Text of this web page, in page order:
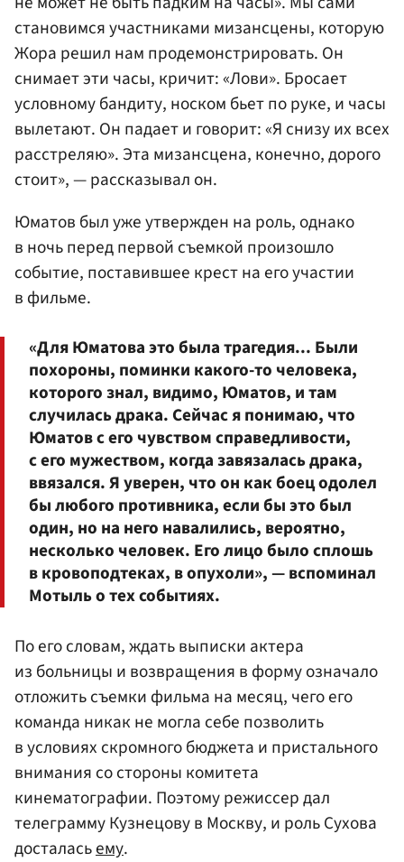
становимся участниками мизансцены, которую
Жора решил нам продемонстрировать. Он
снимает эти часы, кричит: «Лови». Бросает
условному бандиту, носком бьет по руке, и часы
вылетают. Он падает и говорит: «Я снизу их всех
расстреляю». Эта мизансцена, конечно, дорого
стоит», — рассказывал он.
Юматов был уже утвержден на роль, однако
в ночь перед первой съемкой произошло
событие, поставившее крест на его участии
в фильме.
«Для Юматова это была трагедия... Были
похороны, поминки какого-то человека,
которого знал, видимо, Юматов, и там
случилась драка. Сейчас я понимаю, что
Юматов с его чувством справедливости,
с его мужеством, когда завязалась драка,
ввязался. Я уверен, что он как боец одолел
бы любого противника, если бы это был
один, но на него навалились, вероятно,
несколько человек. Его лицо было сплошь
в кровоподтеках, в опухоли», — вспоминал
Мотыль о тех событиях.
По его словам, ждать выписки актера
из больницы и возвращения в форму означало
отложить съемки фильма на месяц, чего его
команда никак не могла себе позволить
в условиях скромного бюджета и пристального
внимания со стороны комитета
кинематографии. Поэтому режиссер дал
телеграмму Кузнецову в Москву, и роль Сухова
досталасьему.